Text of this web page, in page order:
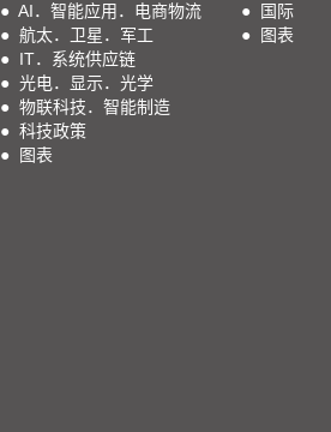
● AI．智能应用．电商物流
● 航太．卫星．军工
● IT．系统供应链
● 光电．显示．光学
● 物联科技．智能制造
● 科技政策
●
图表
●
国际
●
图表